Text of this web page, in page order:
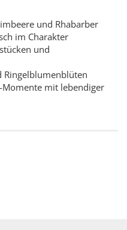
und Rhabarber
im Charakter
und
mit lebendiger